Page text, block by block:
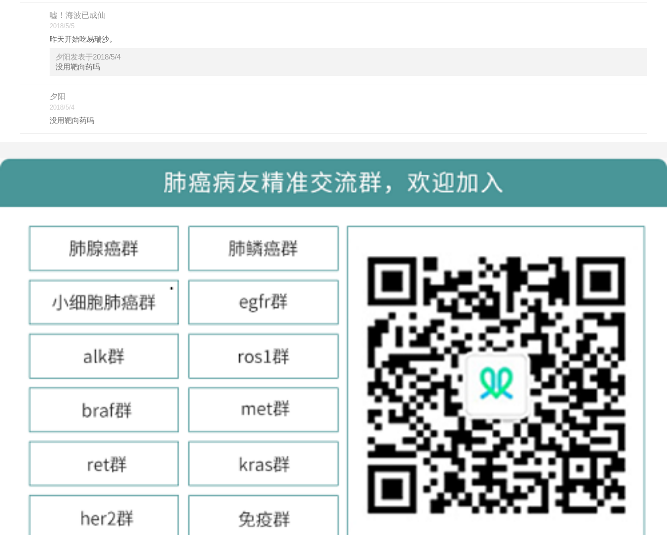
嘘！海波已成仙
2018/5/5
昨天开始吃易瑞沙。
夕阳发表于2018/5/4
没用靶向药吗
夕阳
2018/5/4
没用靶向药吗